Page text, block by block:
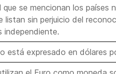
que se mencionan los países
listan sin perjuicio del
independiente.
está expresado en dólares